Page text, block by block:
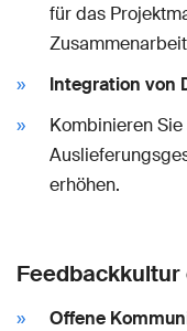
für das
Integration von
Kombinieren
erhöhen.
Offene